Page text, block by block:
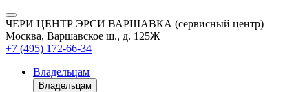
ЧЕРИ ЦЕНТР ЭРСИ ВАРШАВКА (сервисный центр)
Москва, Варшавское ш., д. 125Ж
+7 (495) 172-66-34
Владельцам
Владельцам